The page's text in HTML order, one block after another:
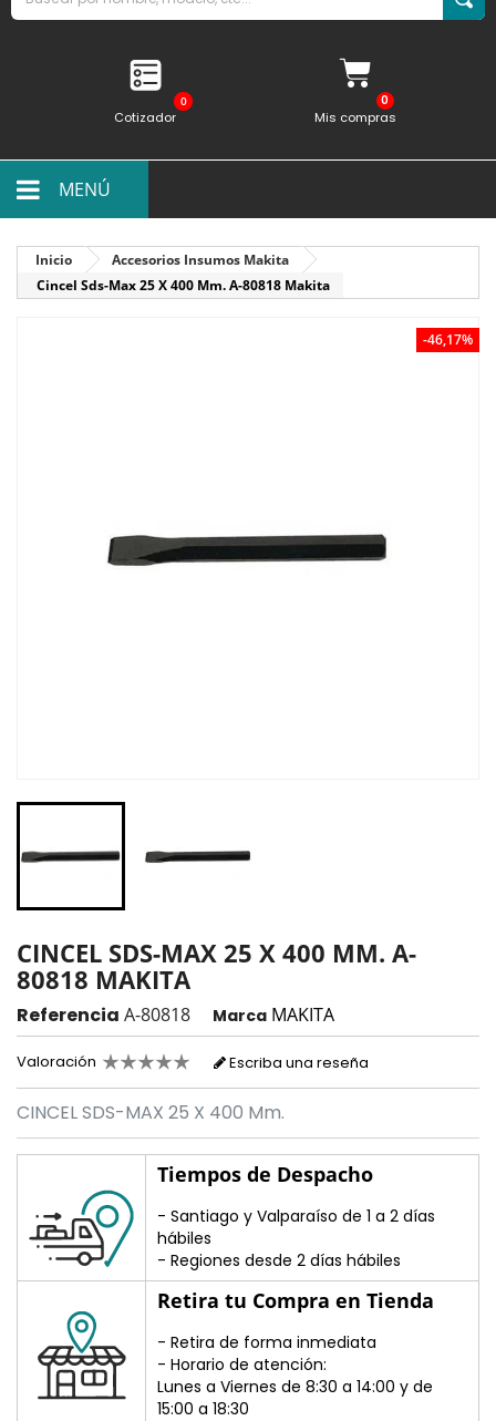
0
Cotizador Mis compras
MENÚ
Inicio
Accesorios Insumos Makita
Cincel Sds-Max 25 X 400 Mm. A-80818 Makita
-46,17%
CINCEL SDS-MAX 25 X 400 MM. A-
80818 MAKITA
Referencia A-80818 Marca MAKITA
Valoración Escriba una reseña
CINCEL SDS-MAX 25 X 400 Mm.
Tiempos de Despacho
- Santiago y Valparaíso de 1 a 2 días
hábiles
- Regiones desde 2 días hábiles
Retira tu Compra en Tienda
- Retira de forma inmediata
- Horario de atención:
Lunes a Viernes de 8:30 a 14:00 y de
15:00 a 18:30